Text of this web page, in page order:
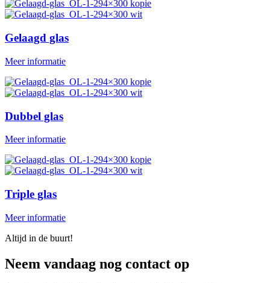
Gelaagd glas
Meer informatie
Dubbel glas
Meer informatie
Triple glas
Meer informatie
Altijd in de buurt!
Neem vandaag nog contact op